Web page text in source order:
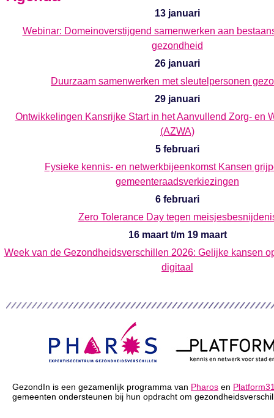
13 januari
Webinar: Domeinoverstijgend samenwerken aan
gezondheid
26 januari
Duurzaam samenwerken met sleutelpersonen
29 januari
Ontwikkelingen Kansrijke Start in het Aanvullend Zorg- en
(AZWA)
5 februari
Fysieke kennis- en netwerkbijeenkomst Kansen
gemeenteraadsverkiezingen
6 februari
Zero Tolerance Day tegen
16 maart t/m 19 maart
Week van de Gezondheidsverschillen 2026: Gelijke kansen
digitaal
GezondIn is een gezamenlijk programma van Pharos en
gemeenten ondersteunen bij hun opdracht om